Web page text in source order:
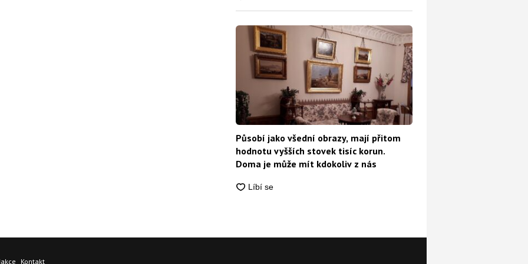
Působí jako všední obrazy, mají přitom
hodnotu vyšších stovek tisíc korun.
Doma je může mít kdokoliv z nás
Kontakt